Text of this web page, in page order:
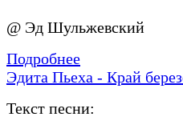
@ Эд Шульжевский
Подробнее
Эдита Пьеха - Край
Текст песни: